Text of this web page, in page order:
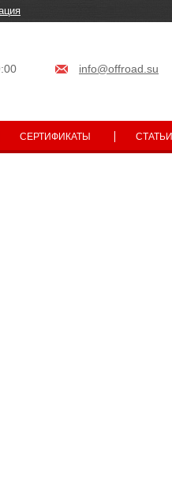
info@offroad.su
СЕРТИФИКАТЫ СТАТЬИ